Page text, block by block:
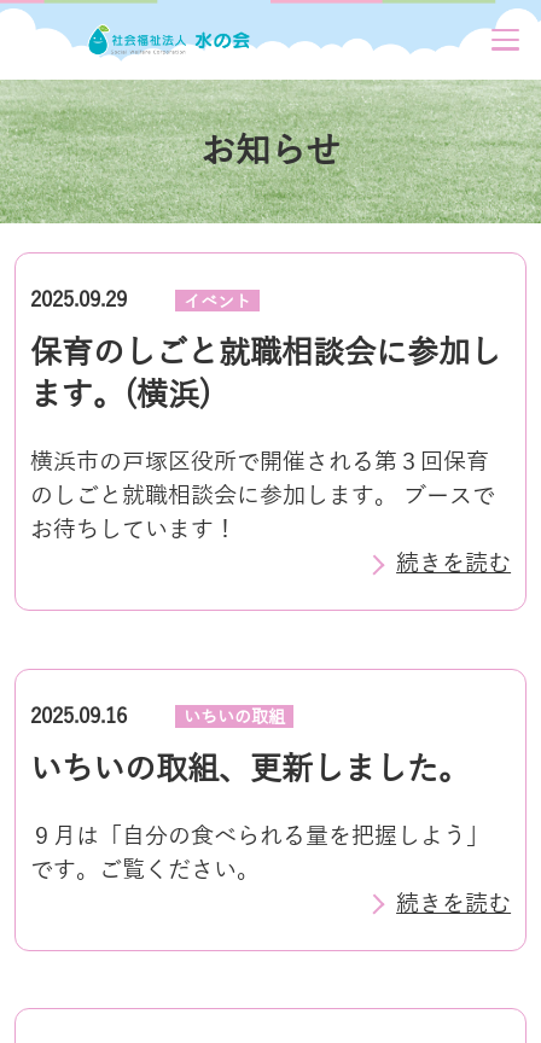
お知らせ
2025.09.29 イベント
保育のしごと就職相談会に参加し
ます。(横浜)
横浜市の戸塚区役所で開催される第３回保育
のしごと就職相談会に参加します。 ブースで
お待ちしています！
続きを読む
2025.09.16 いちいの取組
いちいの取組、更新しました。
９月は「自分の食べられる量を把握しよう」
です。ご覧ください。
続きを読む